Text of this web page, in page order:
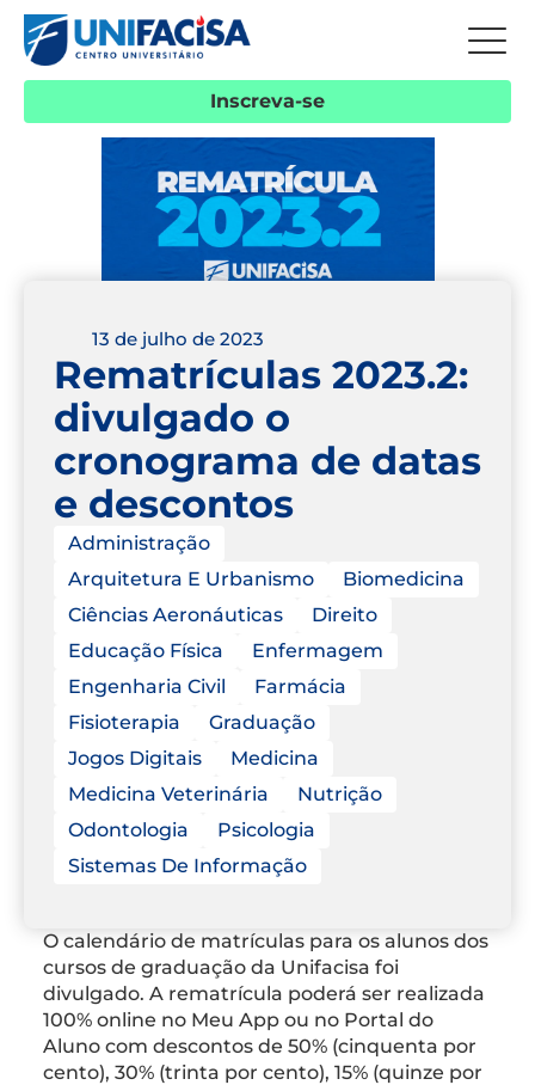
Inscreva-se
13 de julho de 2023
Rematrículas 2023.2:
divulgado o
cronograma de datas
e descontos
Administração
Arquitetura E Urbanismo
Biomedicina
Ciências Aeronáuticas
Direito
Educação Física
Enfermagem
Engenharia Civil
Farmácia
Fisioterapia
Graduação
Jogos Digitais
Medicina
Medicina Veterinária
Nutrição
Odontologia
Psicologia
Sistemas De Informação
O calendário de matrículas para os alunos dos
cursos de graduação da Unifacisa foi
divulgado. A rematrícula poderá ser realizada
100% online no Meu App ou no Portal do
Aluno com descontos de 50% (cinquenta por
cento), 30% (trinta por cento), 15% (quinze por